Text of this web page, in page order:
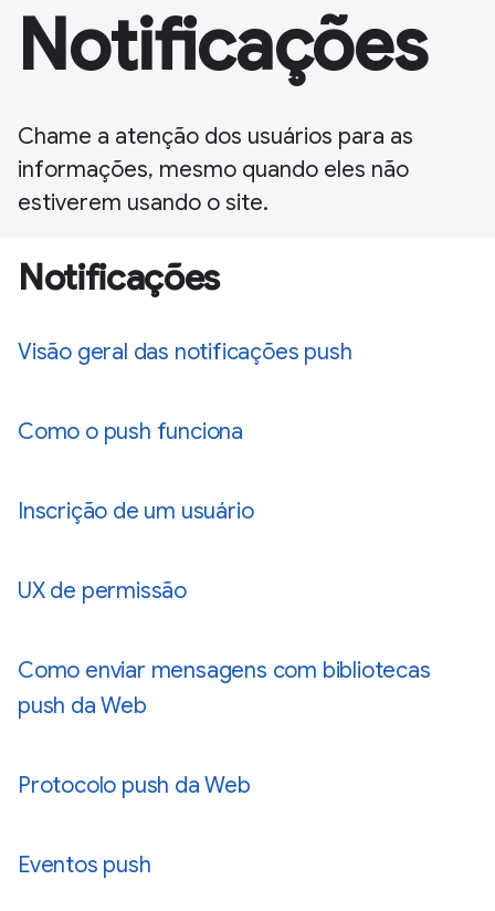
Notificações
Chame a atenção dos usuários para as
informações, mesmo quando eles não
estiverem usando o site.
Notificações
Visão geral das notificações push
Como o push funciona
Inscrição de um usuário
UX de permissão
Como enviar mensagens com bibliotecas
push da Web
Protocolo push da Web
Eventos push